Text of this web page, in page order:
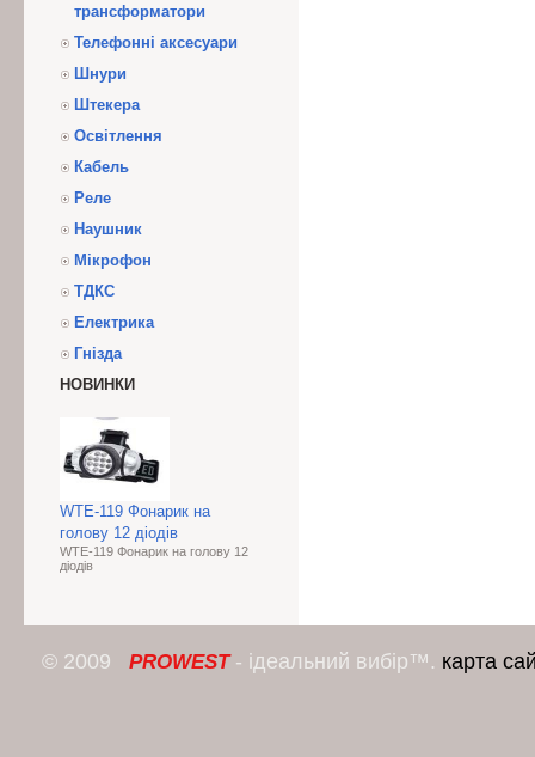
трансформатори
Телефонні аксесуари
Шнури
Штекера
Освітлення
Кабель
Реле
Наушник
Мікрофон
ТДКС
Електрика
Гнізда
НОВИНКИ
WTE-119 Фонарик на
голову 12 діодів
WTE-119 Фонарик на голову 12
діодів
© 2009 PROWEST- ідеальний вибір™. карта